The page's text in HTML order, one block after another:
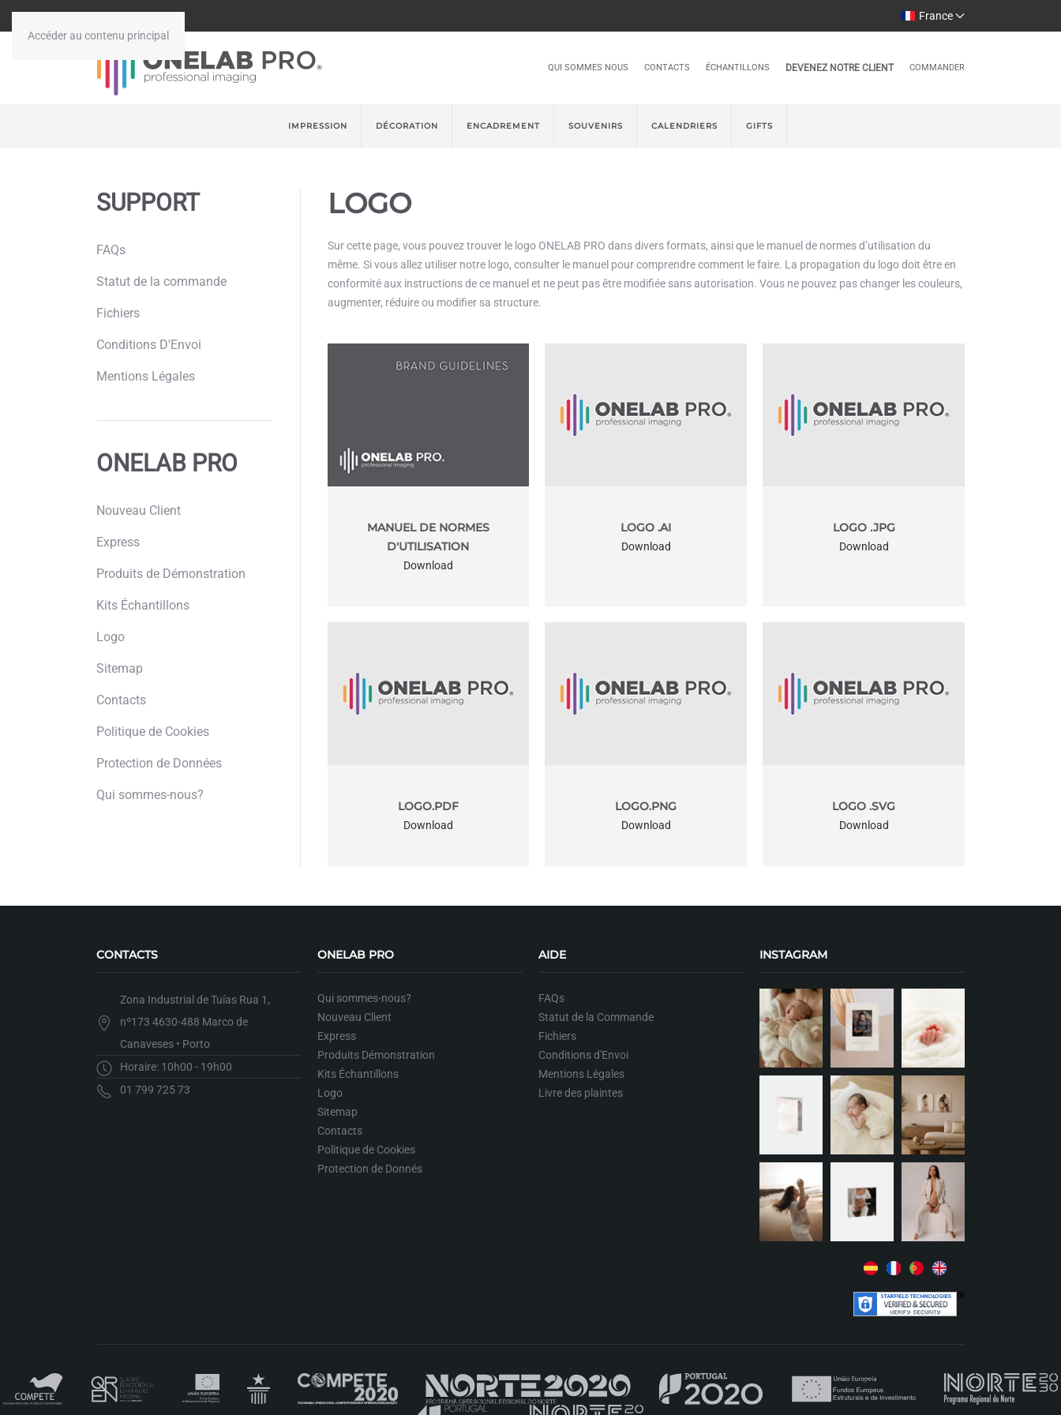
Accéder au contenu principal
France
QUI SOMMES NOUS CONTACTS ÉCHANTILLONS DEVENEZ NOTRE CLIENT COMMANDER
IMPRESSION DÉCORATION ENCADREMENT SOUVENIRS CALENDRIERS GIFTS
SUPPORT
FAQs
Statut de la commande
Fichiers
Conditions D'Envoi
Mentions Légales
ONELAB PRO
Nouveau Client
Express
Produits de Démonstration
Kits Échantillons
Logo
Sitemap
Contacts
Politique de Cookies
Protection de Données
Qui sommes-nous?
LOGO
Sur cette page, vous pouvez trouver le logo ONELAB PRO dans divers formats, ainsi que le manuel de normes d’utilisation du
même. Si vous allez utiliser notre logo, consulter le manuel pour comprendre comment le faire. La propagation du logo doit être en
conformité aux instructions de ce manuel et ne peut pas être modifiée sans autorisation. Vous ne pouvez pas changer les couleurs,
augmenter, réduire ou modifier sa structure.
MANUEL DE NORMES
D'UTILISATION
Download
LOGO .AI
Download
LOGO .JPG
Download
LOGO.PDF
Download
LOGO.PNG
Download
LOGO .SVG
Download
CONTACTS
Zona Industrial de Tuías Rua 1,
nº173 4630-488 Marco de
Canaveses • Porto
Horaire: 10h00 - 19h00
01 799 725 73
ONELAB PRO
Qui sommes-nous?
Nouveau Client
Express
Produits Démonstration
Kits Échantillons
Logo
Sitemap
Contacts
Politique de Cookies
Protection de Donnés
AIDE
FAQs
Statut de la Commande
Fichiers
Conditions d'Envoi
Mentions Légales
Livre des plaintes
INSTAGRAM
+ + +
+ +
+ + +